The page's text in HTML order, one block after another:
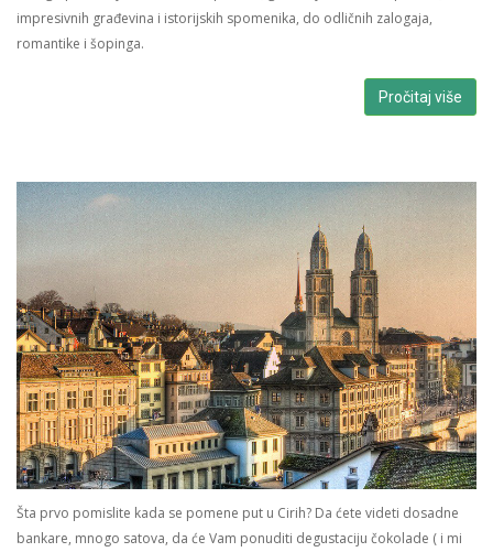
impresivnih građevina i istorijskih spomenika, do odličnih zalogaja,
romantike i šopinga.
Pročitaj više
Šta prvo pomislite kada se pomene put u Cirih? Da ćete videti dosadne
bankare, mnogo satova, da će Vam ponuditi degustaciju čokolade ( i mi